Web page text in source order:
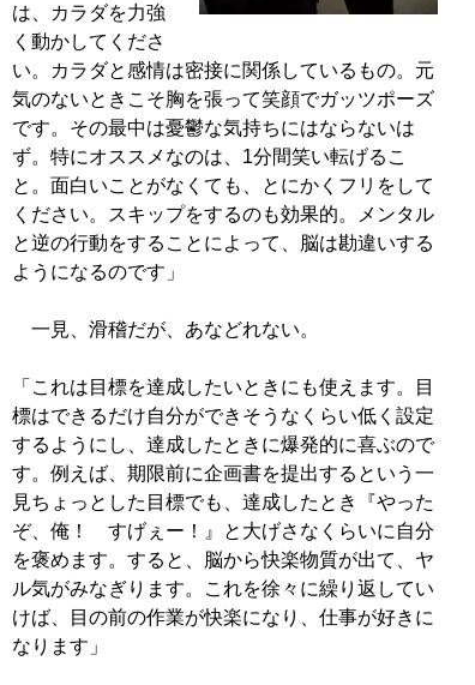
は、カラダを力強
く動かしてくださ
い。カラダと感情は密接に関係しているもの。元
気のないときこそ胸を張って笑顔でガッツポーズ
です。その最中は憂鬱な気持ちにはならないは
ず。特にオススメなのは、1分間笑い転げるこ
と。面白いことがなくても、とにかくフリをして
ください。スキップをするのも効果的。メンタル
と逆の行動をすることによって、脳は勘違いする
ようになるのです」
一見、滑稽だが、あなどれない。
「これは目標を達成したいときにも使えます。目
標はできるだけ自分ができそうなくらい低く設定
するようにし、達成したときに爆発的に喜ぶので
す。例えば、期限前に企画書を提出するという一
見ちょっとした目標でも、達成したとき『やった
ぞ、俺！ すげぇー！』と大げさなくらいに自分
を褒めます。すると、脳から快楽物質が出て、ヤ
ル気がみなぎります。これを徐々に繰り返してい
けば、目の前の作業が快楽になり、仕事が好きに
なります」